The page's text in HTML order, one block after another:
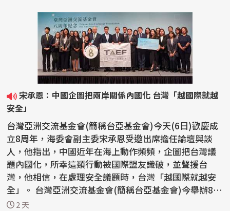
宋承恩：中國企圖把兩岸關係內國化 台灣「越國際就越
安全」
台灣亞洲交流基金會(簡稱台亞基金會)今天(6日)歡慶成
立8周年，海委會副主委宋承恩受邀出席擔任論壇與談
人，他指出，中國近年在海上動作頻頻，企圖把台灣議
題內國化，所幸這類行動被國際盟友識破，並聲援台
灣，他相信，在處理安全議題時，台灣「越國際就越安
全」。 台灣亞洲交流基金會(簡稱台亞基金會)今舉辦8周
年紀念...
2 天